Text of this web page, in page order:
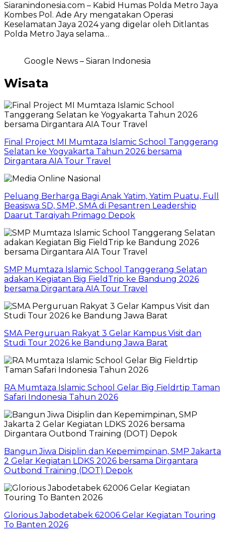
Siaranindonesia.com – Kabid Humas Polda Metro Jaya
Kombes Pol. Ade Ary mengatakan Operasi
Keselamatan Jaya 2024 yang digelar oleh Ditlantas
Polda Metro Jaya selama…
Google News – Siaran Indonesia
Wisata
Final Project MI Mumtaza Islamic School Tanggerang
Selatan ke Yogyakarta Tahun 2026 bersama
Dirgantara AIA Tour Travel
Peluang Berharga Bagi Anak Yatim, Yatim Puatu, Full
Beasiswa SD, SMP, SMA di Pesantren Leadership
Daarut Tarqiyah Primago Depok
SMP Mumtaza Islamic School Tanggerang Selatan
adakan Kegiatan Big FieldTrip ke Bandung 2026
bersama Dirgantara AIA Tour Travel
SMA Perguruan Rakyat 3 Gelar Kampus Visit dan
Studi Tour 2026 ke Bandung Jawa Barat
RA Mumtaza Islamic School Gelar Big Fieldrtip Taman
Safari Indonesia Tahun 2026
Bangun Jiwa Disiplin dan Kepemimpinan, SMP Jakarta
2 Gelar Kegiatan LDKS 2026 bersama Dirgantara
Outbond Training (DOT) Depok
Glorious Jabodetabek 62006 Gelar Kegiatan Touring
To Banten 2026